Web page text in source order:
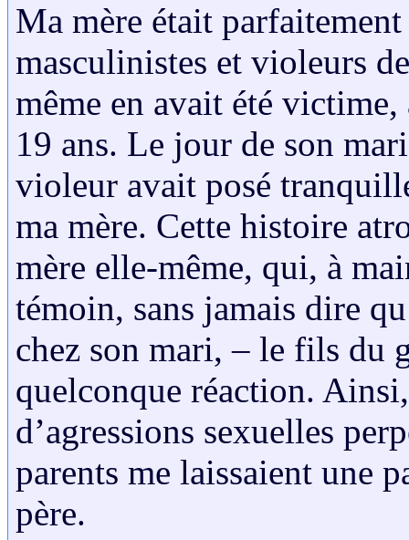
Ma mère était
masculinistes et violeurs
même en avait été victime,
19 ans. Le jour de son
violeur avait posé
ma mère. Cette histoire
mère elle-même, qui, à
témoin, sans jamais dire
chez son mari, – le fils du
quelconque réaction.
d’agressions sexuelles
parents me laissaient une
père.